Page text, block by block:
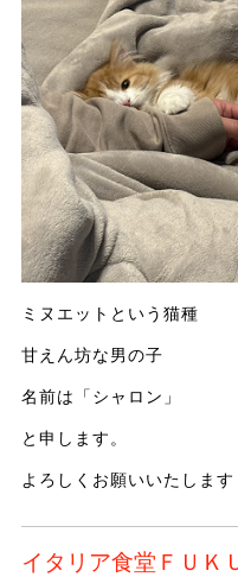
ミヌエットという猫種
甘えん坊な男の子
名前は「シャロン」
と申します。
よろしくお願いいたします
イタリア食堂ＦＵ